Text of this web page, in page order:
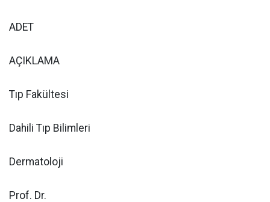
ADET
AÇIKLAMA
Tıp Fakültesi
Dahili Tıp Bilimleri
Dermatoloji
Prof. Dr.